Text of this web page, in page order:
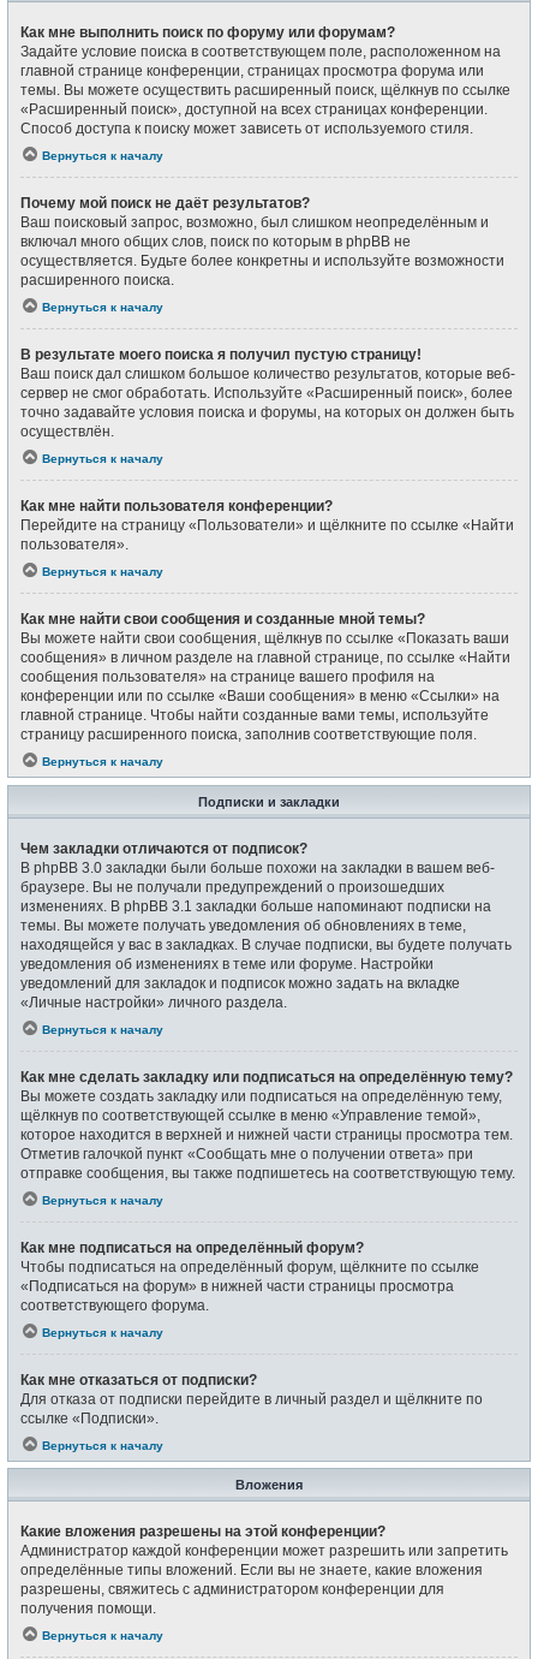
Как мне выполнить поиск по форуму или форумам?
Задайте условие поиска в соответствующем поле, расположенном на
главной странице конференции, страницах просмотра форума или
темы. Вы можете осуществить расширенный поиск, щёлкнув по ссылке
«Расширенный поиск», доступной на всех страницах конференции.
Способ доступа к поиску может зависеть от используемого стиля.
Вернуться к началу
Почему мой поиск не даёт результатов?
Ваш поисковый запрос, возможно, был слишком неопределённым и
включал много общих слов, поиск по которым в phpBB не
осуществляется. Будьте более конкретны и используйте возможности
расширенного поиска.
Вернуться к началу
В результате моего поиска я получил пустую страницу!
Ваш поиск дал слишком большое количество результатов, которые веб-
сервер не смог обработать. Используйте «Расширенный поиск», более
точно задавайте условия поиска и форумы, на которых он должен быть
осуществлён.
Вернуться к началу
Как мне найти пользователя конференции?
Перейдите на страницу «Пользователи» и щёлкните по ссылке «Найти
пользователя».
Вернуться к началу
Как мне найти свои сообщения и созданные мной темы?
Вы можете найти свои сообщения, щёлкнув по ссылке «Показать ваши
сообщения» в личном разделе на главной странице, по ссылке «Найти
сообщения пользователя» на странице вашего профиля на
конференции или по ссылке «Ваши сообщения» в меню «Ссылки» на
главной странице. Чтобы найти созданные вами темы, используйте
страницу расширенного поиска, заполнив соответствующие поля.
Вернуться к началу
Подписки и закладки
Чем закладки отличаются от подписок?
В phpBB 3.0 закладки были больше похожи на закладки в вашем веб-
браузере. Вы не получали предупреждений о произошедших
изменениях. В phpBB 3.1 закладки больше напоминают подписки на
темы. Вы можете получать уведомления об обновлениях в теме,
находящейся у вас в закладках. В случае подписки, вы будете получать
уведомления об изменениях в теме или форуме. Настройки
уведомлений для закладок и подписок можно задать на вкладке
«Личные настройки» личного раздела.
Вернуться к началу
Как мне сделать закладку или подписаться на определённую тему?
Вы можете создать закладку или подписаться на определённую тему,
щёлкнув по соответствующей ссылке в меню «Управление темой»,
которое находится в верхней и нижней части страницы просмотра тем.
Отметив галочкой пункт «Сообщать мне о получении ответа» при
отправке сообщения, вы также подпишетесь на соответствующую тему.
Вернуться к началу
Как мне подписаться на определённый форум?
Чтобы подписаться на определённый форум, щёлкните по ссылке
«Подписаться на форум» в нижней части страницы просмотра
соответствующего форума.
Вернуться к началу
Как мне отказаться от подписки?
Для отказа от подписки перейдите в личный раздел и щёлкните по
ссылке «Подписки».
Вернуться к началу
Вложения
Какие вложения разрешены на этой конференции?
Администратор каждой конференции может разрешить или запретить
определённые типы вложений. Если вы не знаете, какие вложения
разрешены, свяжитесь с администратором конференции для
получения помощи.
Вернуться к началу